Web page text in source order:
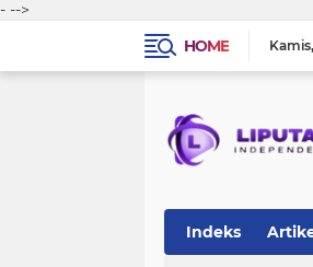
- -->
HOME
Kamis
Indeks